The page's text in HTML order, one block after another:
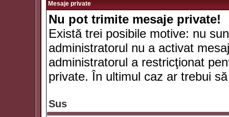
Mesaje private
Nu pot trimite mesaje private!
Există trei posibile motive: nu
administratorul nu a activat
administratorul a restricţionat
private. În ultimul caz ar trebui
Sus